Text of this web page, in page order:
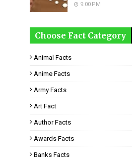
9:00 PM
Choose Fact Category
Animal Facts
Anime Facts
Army Facts
Art Fact
Author Facts
Awards Facts
Banks Facts